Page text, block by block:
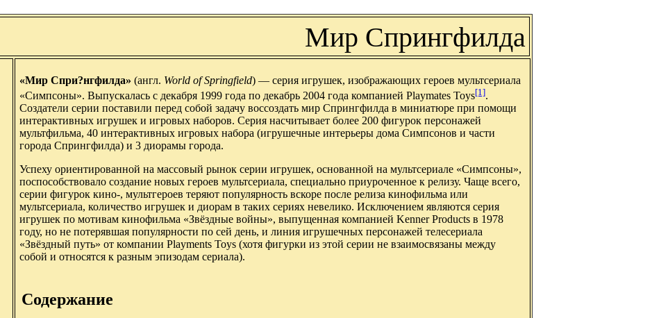
Мир Спрингфилда
«Мир Спри?нгфилда» (англ. World of Springfield) — серия игрушек, изображающих героев мультсериала
«Симпсоны». Выпускалась с декабря 1999 года по декабрь 2004 года компанией Playmates Toys[1].
Создатели серии поставили перед собой задачу воссоздать мир Спрингфилда в миниатюре при помощи
интерактивных игрушек и игровых наборов. Серия насчитывает более 200 фигурок персонажей
мультфильма, 40 интерактивных игровых набора (игрушечные интерьеры дома Симпсонов и части
города Спрингфилда) и 3 диорамы города.
Успеху ориентированной на массовый рынок серии игрушек, основанной на мультсериале «Симпсоны»,
поспособствовало создание новых героев мультсериала, специально приуроченное к релизу. Чаще всего,
серии фигурок кино-, мультгероев теряют популярность вскоре после релиза кинофильма или
мультсериала, количество игрушек и диорам в таких сериях невелико. Исключением являются серия
игрушек по мотивам кинофильма «Звёздные войны», выпущенная компанией Kenner Products в 1978
году, но не потерявшая популярности по сей день, и линия игрушечных персонажей телесериала
«Звёздный путь» от компании Playments Toys (хотя фигурки из этой серии не взаимосвязаны между
собой и относятся к разным эпизодам сериала).
Содержание